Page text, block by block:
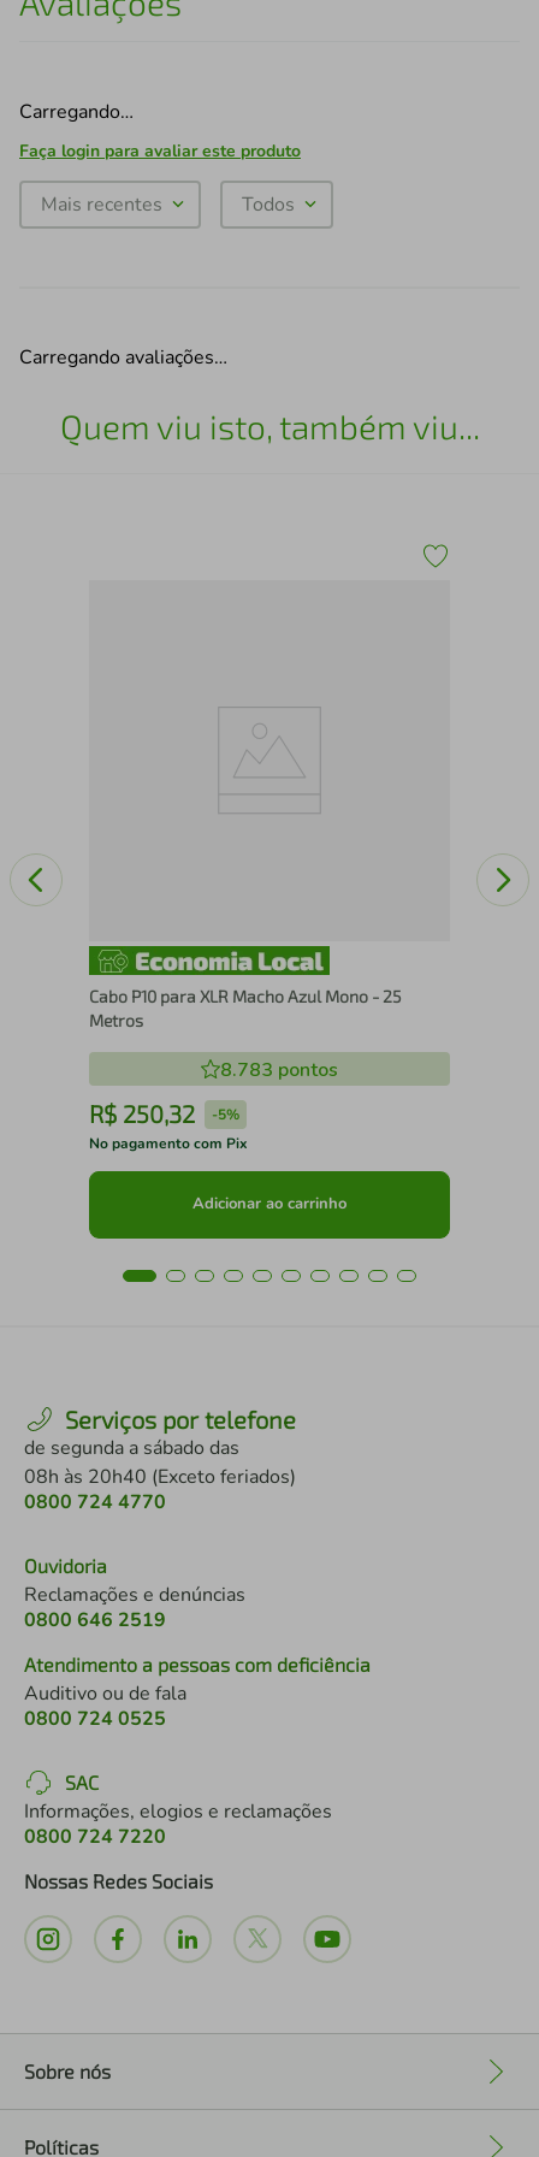
Carregando…
Faça login para avaliar este produto
Mais recentes Todos
Carregando avaliações…
Quem viu isto, também viu...
Cabo P10 para XLR Macho Azul Mono - 25
Metros
8.783 pontos
R$ 250,32 -5%
No pagamento com Pix
Adicionar ao carrinho
Serviços por telefone
de segunda a sábado das
08h às 20h40 (Exceto feriados)
0800 724 4770
Ouvidoria
Reclamações e denúncias
0800 646 2519
Atendimento a pessoas com deficiência
Auditivo ou de fala
0800 724 0525
SAC
Informações, elogios e reclamações
0800 724 7220
Nossas Redes Sociais
Sobre nós
Políticas